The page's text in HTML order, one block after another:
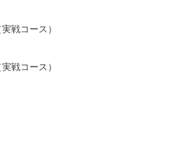
戦コース）
戦コース）